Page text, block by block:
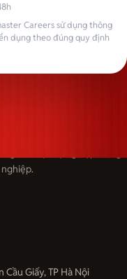
Careers sử dụng thông
dụng theo đúng quy định
Giấy, TP Hà Nội